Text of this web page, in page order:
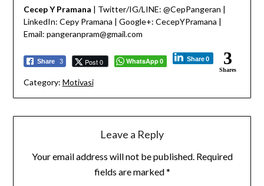
Cecep Y Pramana | Twitter/IG/LINE: @CepPangeran |
LinkedIn: Cepy Pramana | Google+: CecepYPramana |
Email: pangeranpram@gmail.com
Share 3 Post 0 WhatsApp 0 Share 0 3
Shares
Category: Motivasi
Leave a Reply
Your email address will not be published. Required
fields are marked*